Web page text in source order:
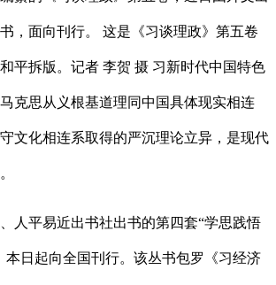
，面向刊行。 这是《习谈理政》第五卷
平拆版。记者 李贺 摄 习新时代中国特色
克思从义根基道理同中国具体现实相连
文化相连系取得的严沉理论立异，是现代
平易近出书社出书的第四套“学思践悟
本日起向全国刊行。该丛书包罗《习经济